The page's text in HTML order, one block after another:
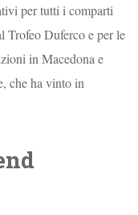
per tutti i comparti
Trofeo Duferco e per le
in Macedona e
che ha vinto in